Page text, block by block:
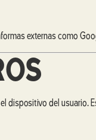
externas como
dispositivo del